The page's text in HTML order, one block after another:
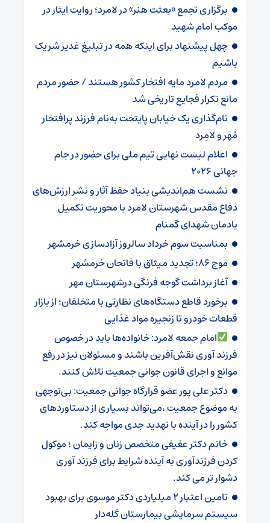
برگزاری تجمع «بعثت هنر» در لامرد؛ روایت ایثار در
موکب امام شهید
چهل پیشنهاد برای اینکه همه در تبلیغ غدیر شریک
باشیم
مردم لامرد مایه افتخار کشور هستند / حضور مردم
مانع تکرار فجایع تاریخی شد
نام‌گذاری یک خیابان پایتخت به‌نام فرزند پرافتخار
مُهر و لامِرد
اعلام لیست نهایی تیم ملی برای حضور در جام
جهانی ۲۰۲۶ ‌
نشست هم‌اندیشی بنیاد حفظ آثار و نشر ارزش‌های
دفاع مقدس شهرستان لامرد با محوریت تکمیل
یادمان شهدای گمنام
بمناسبت سوم خرداد سالروز آزادسازی خرمشهر
موج ۸۶؛ تجدید میثاق با فاتحان خرمشهر
آغاز برداشت گوجه فرنگی درشهرستان مهر
برخورد قاطع دستگاه‌های نظارتی با متخلفان؛ از بازار
قطعات خودرو تا زنجیره مواد غذایی
امام جمعه لامرد: خانواده‌ها باید در خصوص
فرزند آوری نقش‌آفرین باشند و مسئولان نیز در رفع
موانع و اجرای قانون جوانی جمعیت تلاش کنند.
دکتر علی پور عضو قرارگاه جوانی جمعیت: بی‌توجهی
به موضوع جمعیت ،می‌تواند بسیاری از دستاوردهای
کشور را در آینده با تهدید جدی مواجه کند.
خانم دکتر عفیفی متخصص زنان و زایمان ؛ موکول
کردن فرزندآوری به آینده شرایط برای فرزند آوری
دشوار تر می کند.
تامین اعتبار ۲ میلیاردی دکتر موسوی برای بهبود
سیستم سرمایشی بیمارستان گله‌دار ‌